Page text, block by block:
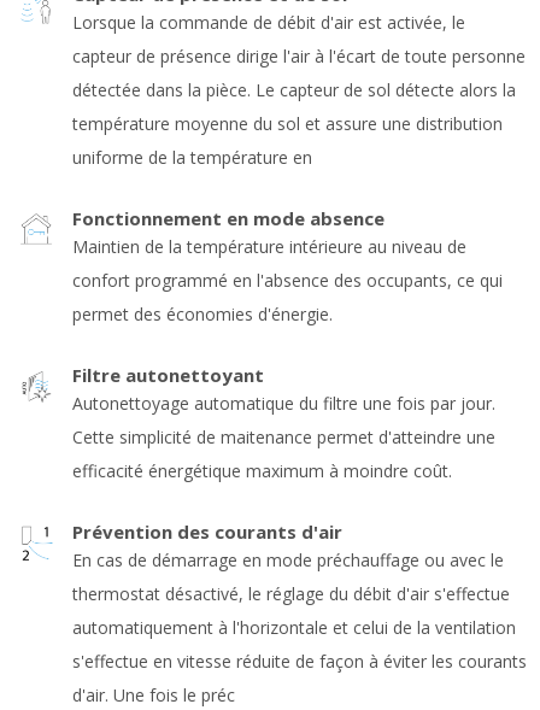
Lorsque la commande de débit d'air est activée, le
capteur de présence dirige l'air à l'écart de toute personne
détectée dans la pièce. Le capteur de sol détecte alors la
température moyenne du sol et assure une distribution
uniforme de la température en
Fonctionnement en mode absence
Maintien de la température intérieure au niveau de
confort programmé en l'absence des occupants, ce qui
permet des économies d'énergie.
Filtre autonettoyant
Autonettoyage automatique du filtre une fois par jour.
Cette simplicité de maitenance permet d'atteindre une
efficacité énergétique maximum à moindre coût.
Prévention des courants d'air
En cas de démarrage en mode préchauffage ou avec le
thermostat désactivé, le réglage du débit d'air s'effectue
automatiquement à l'horizontale et celui de la ventilation
s'effectue en vitesse réduite de façon à éviter les courants
d'air. Une fois le préc